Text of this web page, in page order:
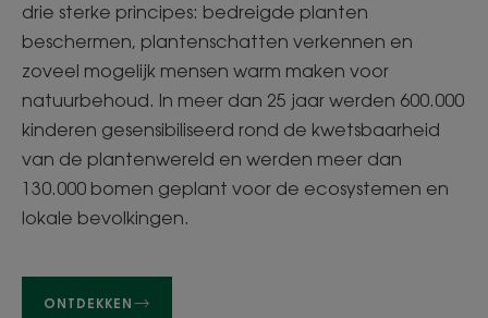
drie sterke principes: bedreigde planten
beschermen, plantenschatten verkennen en
zoveel mogelijk mensen warm maken voor
natuurbehoud. In meer dan 25 jaar werden 600.000
kinderen gesensibiliseerd rond de kwetsbaarheid
van de plantenwereld en werden meer dan
130.000 bomen geplant voor de ecosystemen en
lokale bevolkingen.
ONTDEKKEN